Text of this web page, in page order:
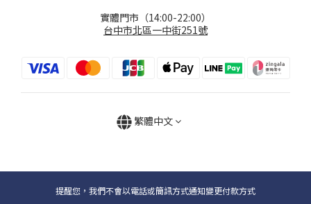
實體門市（14:00-22:00）
台中市北區一中街251號
繁體中文
提醒您，我們不會以電話或簡訊方式通知變更付款方式